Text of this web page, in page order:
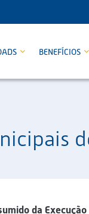
BENEFÍCIOS
da Execução